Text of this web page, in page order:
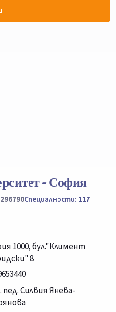
- София
Специалности: 117
1000, бул."Климент
8
пед. Силвия Янева-